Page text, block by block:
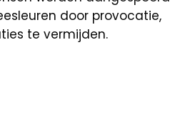
door provocatie,
te vermijden.